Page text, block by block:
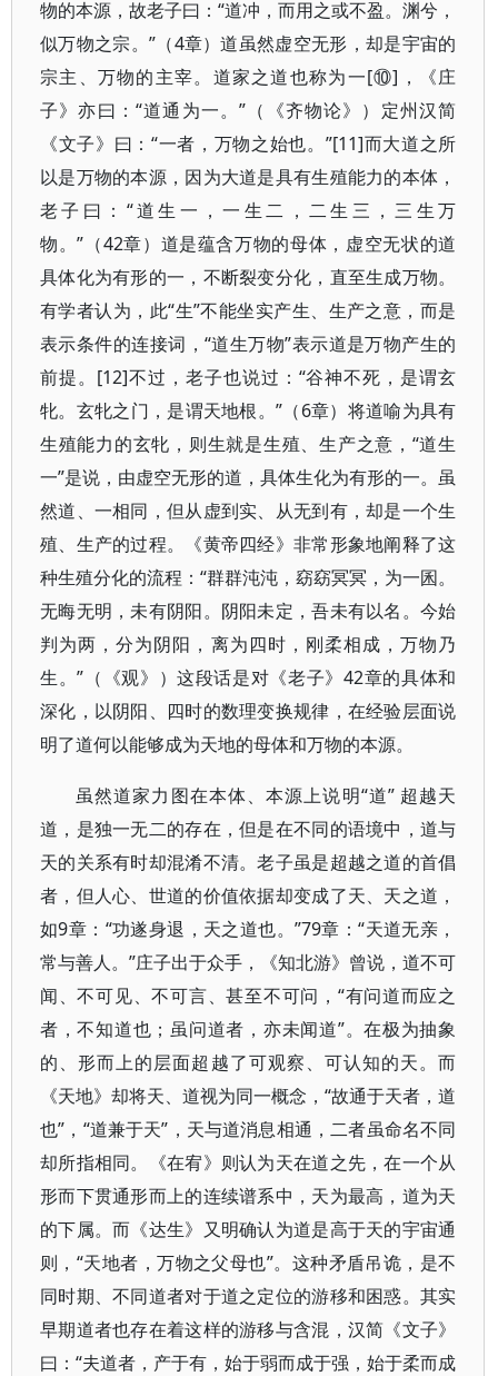
物的本源，故老子曰：“道冲，而用之或不盈。渊兮，
似万物之宗。”（4章）道虽然虚空无形，却是宇宙的
宗主、万物的主宰。道家之道也称为一[⑩]，《庄
子》亦曰：“道通为一。”（《齐物论》）定州汉简
《文子》曰：“一者，万物之始也。”[11]而大道之所
以是万物的本源，因为大道是具有生殖能力的本体，
老子曰：“道生一，一生二，二生三，三生万
物。”（42章）道是蕴含万物的母体，虚空无状的道
具体化为有形的一，不断裂变分化，直至生成万物。
有学者认为，此“生”不能坐实产生、生产之意，而是
表示条件的连接词，“道生万物”表示道是万物产生的
前提。[12]不过，老子也说过：“谷神不死，是谓玄
牝。玄牝之门，是谓天地根。”（6章）将道喻为具有
生殖能力的玄牝，则生就是生殖、生产之意，“道生
一”是说，由虚空无形的道，具体生化为有形的一。虽
然道、一相同，但从虚到实、从无到有，却是一个生
殖、生产的过程。《黄帝四经》非常形象地阐释了这
种生殖分化的流程：“群群沌沌，窈窈冥冥，为一囷。
无晦无明，未有阴阳。阴阳未定，吾未有以名。今始
判为两，分为阴阳，离为四时，刚柔相成，万物乃
生。”（《观》）这段话是对《老子》42章的具体和
深化，以阴阳、四时的数理变换规律，在经验层面说
明了道何以能够成为天地的母体和万物的本源。
虽然道家力图在本体、本源上说明“道” 超越天
道，是独一无二的存在，但是在不同的语境中，道与
天的关系有时却混淆不清。老子虽是超越之道的首倡
者，但人心、世道的价值依据却变成了天、天之道，
如9章：“功遂身退，天之道也。”79章：“天道无亲，
常与善人。”庄子出于众手，《知北游》曾说，道不可
闻、不可见、不可言、甚至不可问，“有问道而应之
者，不知道也；虽问道者，亦未闻道”。在极为抽象
的、形而上的层面超越了可观察、可认知的天。而
《天地》却将天、道视为同一概念，“故通于天者，道
也”，“道兼于天”，天与道消息相通，二者虽命名不同
却所指相同。《在宥》则认为天在道之先，在一个从
形而下贯通形而上的连续谱系中，天为最高，道为天
的下属。而《达生》又明确认为道是高于天的宇宙通
则，“天地者，万物之父母也”。这种矛盾吊诡，是不
同时期、不同道者对于道之定位的游移和困惑。其实
早期道者也存在着这样的游移与含混，汉简《文子》
曰：“夫道者，产于有，始于弱而成于强，始于柔而成